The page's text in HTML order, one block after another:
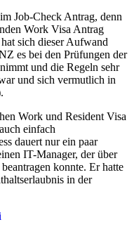
Job-Check Antrag, denn
Work Visa Antrag
sich dieser Aufwand
es bei den Prüfungen der
und die Regeln sehr
und sich vermutlich in
Work und Resident Visa
einfach
dauert nur ein paar
IT-Manager, der über
konnte. Er hatte
in der